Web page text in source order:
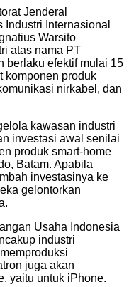
Jenderal
Internasional
Warsito
atas nama PT
berlaku efektif mulai 15
komponen produk
nirkabel, dan
kawasan industri
investasi awal senilai
produk smart-home
Batam. Apabila
investasinya ke
gelontorkan
Usaha Indonesia
industri
juga akan
yaitu untuk iPhone.